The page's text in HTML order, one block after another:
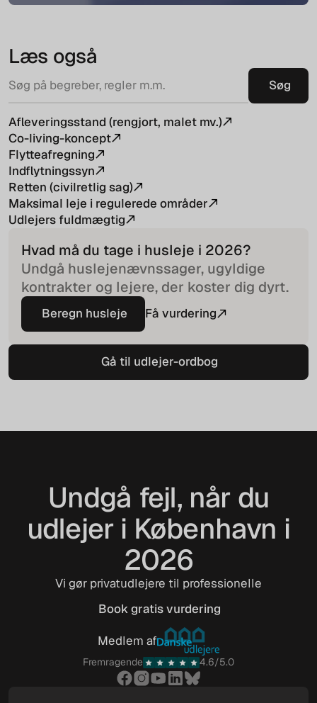
Læs også
Afleveringsstand (rengjort, malet mv.)
Co-living-koncept
Flytteafregning
Indflytningssyn
Retten (civilretlig sag)
Maksimal leje i regulerede områder
Udlejers fuldmægtig
Hvad må du tage i husleje i 2026?
Undgå huslejenævnssager, ugyldige
kontrakter og lejere, der koster dig dyrt.
Beregn husleje
Beregn husleje
Få vurdering
Gå til udlejer-ordbog
Gå til udlejer-ordbog
Undgå fejl, når du
udlejer i København i
2026
Vi gør privatudlejere til professionelle
Book gratis vurdering
Book gratis vurdering
Medlem af
Fremragende 4.6/5.0